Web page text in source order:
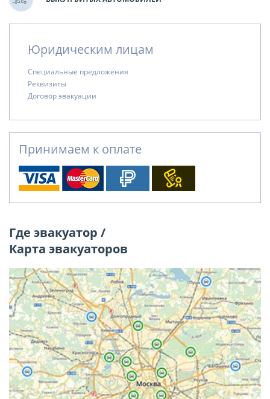
Юридическим лицам
Специальные предложения
Реквизиты
Договор эвакуации
Принимаем к оплате
Где эвакуатор /
Карта эвакуаторов